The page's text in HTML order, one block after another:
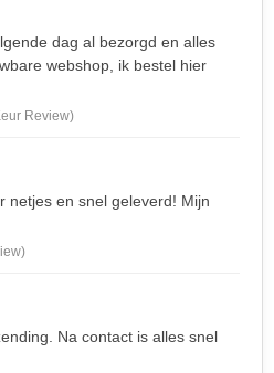
dag al bezorgd en alles
webshop, ik bestel hier
Review)
netjes en snel geleverd! Mijn
Na contact is alles snel